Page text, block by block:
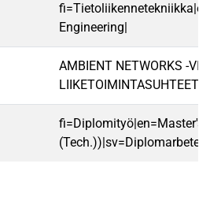
Engineering|
AMBIENT NETWORKS -
LIIKETOIMINTASUHTEET
fi=Diplomityö|en=Master's
(Tech.))|sv=Diplomarbete|